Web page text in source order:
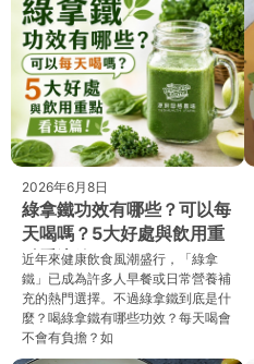
2026年6月8日
綠拿鐵功效有哪些？可以每
天喝嗎？5大好處與飲用重
點看這篇！
近年來健康飲食風潮盛行，「綠拿
鐵」已成為許多人早餐或日常營養補
充的熱門選擇。不過綠拿鐵到底是什
麼？喝綠拿鐵有哪些功效？每天喝會
不會有負擔？如